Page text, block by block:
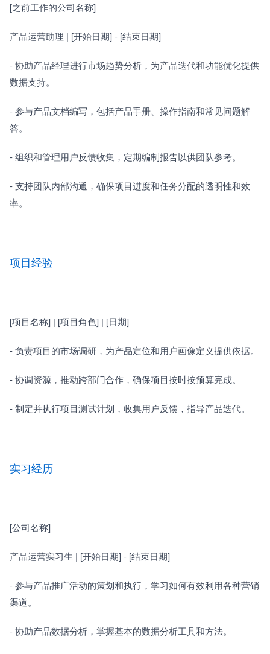
[之前工作的公司名称]
产品运营助理 | [开始日期] - [结束日期]
- 协助产品经理进行市场趋势分析，为产品迭代和功能优化提供
数据支持。
- 参与产品文档编写，包括产品手册、操作指南和常见问题解
答。
- 组织和管理用户反馈收集，定期编制报告以供团队参考。
- 支持团队内部沟通，确保项目进度和任务分配的透明性和效
率。
项目经验
[项目名称] | [项目角色] | [日期]
- 负责项目的市场调研，为产品定位和用户画像定义提供依据。
- 协调资源，推动跨部门合作，确保项目按时按预算完成。
- 制定并执行项目测试计划，收集用户反馈，指导产品迭代。
实习经历
[公司名称]
产品运营实习生 | [开始日期] - [结束日期]
- 参与产品推广活动的策划和执行，学习如何有效利用各种营销
渠道。
- 协助产品数据分析，掌握基本的数据分析工具和方法。